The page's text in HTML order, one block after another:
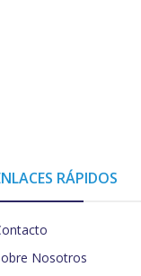
RÁPIDOS
Nosotros